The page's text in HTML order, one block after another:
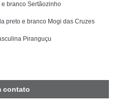
branco Sertãozinho
preto e branco Mogi das Cruzes
Piranguçu
contato